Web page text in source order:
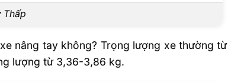
Thấp
nâng tay không? Trọng lượng xe thường
lượng từ 3,36-3,86 kg.